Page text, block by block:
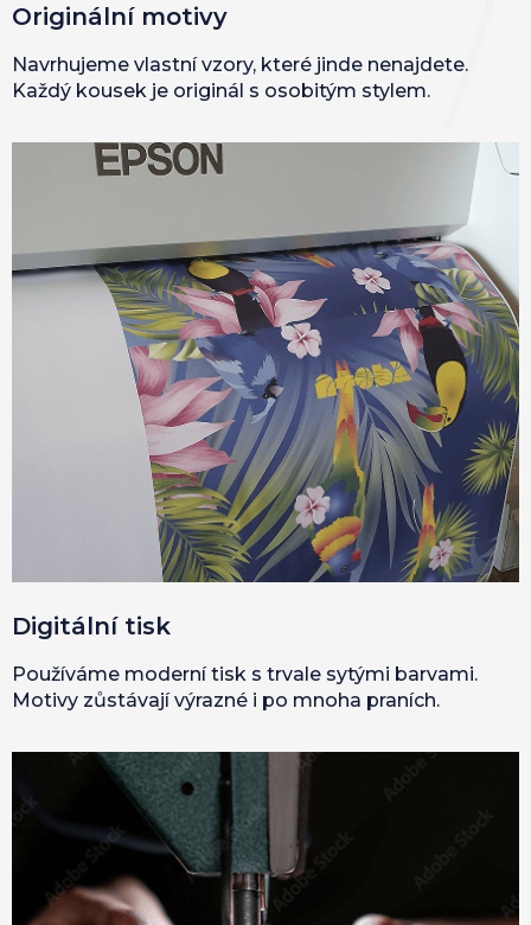
Originální motivy
Navrhujeme vlastní vzory, které jinde nenajdete.
Každý kousek je originál s osobitým stylem.
Digitální tisk
Používáme moderní tisk s trvale sytými barvami.
Motivy zůstávají výrazné i po mnoha praních.